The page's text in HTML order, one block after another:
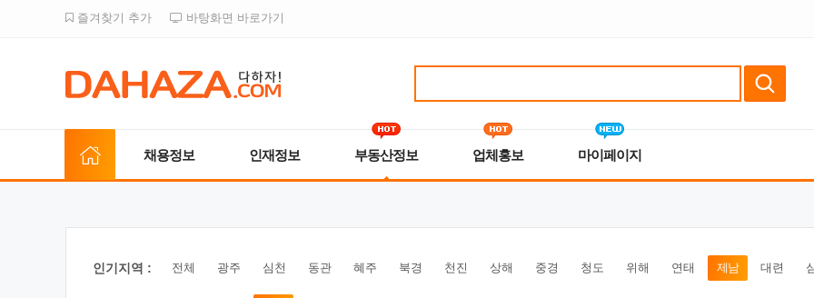
즐겨찾기 추가 바탕화면 바로가기
채용정보 인재정보 부동산정보 업체홍보 마이페이지
인기지역 : 전체 광주 심천 동관 혜주 북경 천진 상해 중경 청도 위해 연태 제남 대련